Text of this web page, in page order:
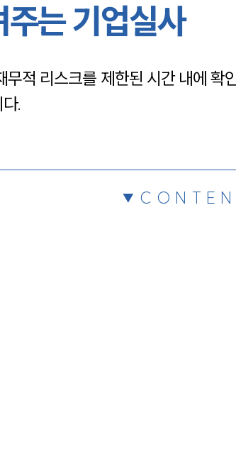
채용정보
는 기업실사
적 리스크를 제한된 시간 내에 확
.